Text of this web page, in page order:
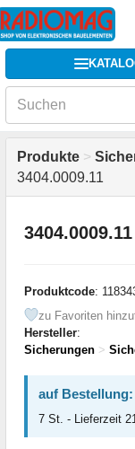
Produkte >
3404.0009.11
3404.0009.11
Produktcode:
zu Favoriten
Hersteller:
Sicherungen >
auf Bestellung:
7 St. - Lieferzeit